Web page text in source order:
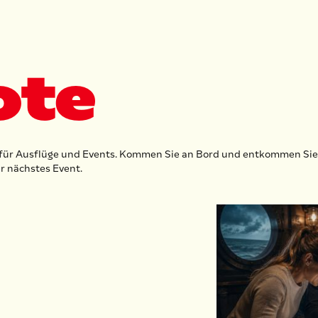
Ausflüge und Events. Kommen Sie an Bord und entkommen
nächstes Event.